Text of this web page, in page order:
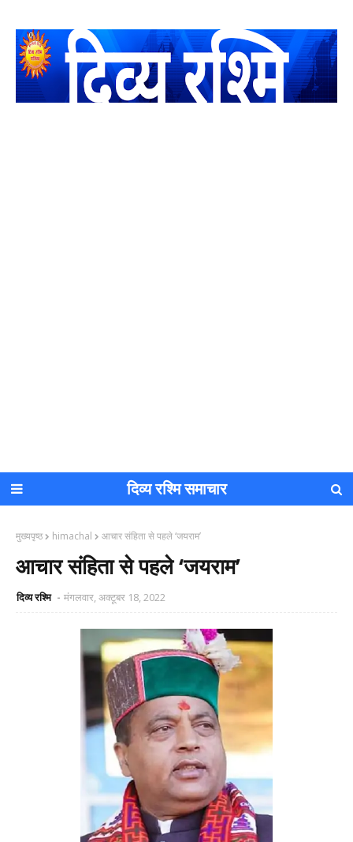
दिव्य रश्मि समाचार
मुख्यपृष्ठ himachal आचार संहिता से पहले ‘जयराम’
आचार संहिता से पहले ‘जयराम’
दिव्य रश्मि मंगलवार, अक्टूबर 18, 2022